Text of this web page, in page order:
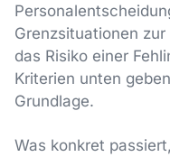
Grenzsituationen
das Risiko einer
Kriterien unten
Grundlage.
Was konkret